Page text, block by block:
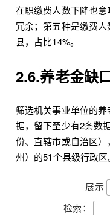
在职缴费人数下降也
冗余；第五种是缴费
县，占比14%。
2.6.养老金缺
筛选机关事业单位的
据，留下至少有2条数
份、直辖市或自治区
州）的51个县级行政区
展示
检索：